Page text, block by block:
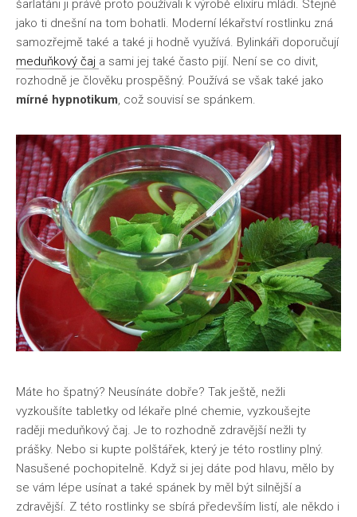
šarlatáni ji právě proto používali k výrobě elixíru mládi. Stejně
jako ti dnešní na tom bohatli. Moderní lékařství rostlinku zná
samozřejmě také a také ji hodně využívá. Bylinkáři doporučují
meduňkový čaj a sami jej také často pijí. Není se co divit,
rozhodně je člověku prospěšný. Používá se však také jako
mírné hypnotikum, což souvisí se spánkem.
Máte ho špatný? Neusínáte dobře? Tak ještě, nežli
vyzkoušíte tabletky od lékaře plné chemie, vyzkoušejte
raději meduňkový čaj. Je to rozhodně zdravější nežli ty
prášky. Nebo si kupte polštářek, který je této rostliny plný.
Nasušené pochopitelně. Když si jej dáte pod hlavu, mělo by
se vám lépe usínat a také spánek by měl být silnější a
zdravější. Z této rostlinky se sbírá především listí, ale někdo i